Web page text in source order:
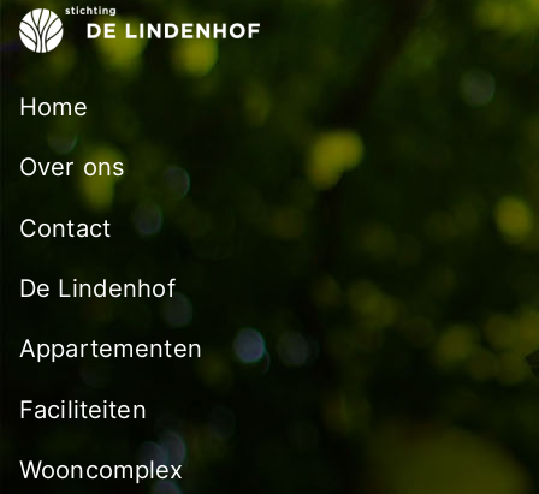
Home
Over ons
Contact
De Lindenhof
Appartementen
Faciliteiten
Wooncomplex